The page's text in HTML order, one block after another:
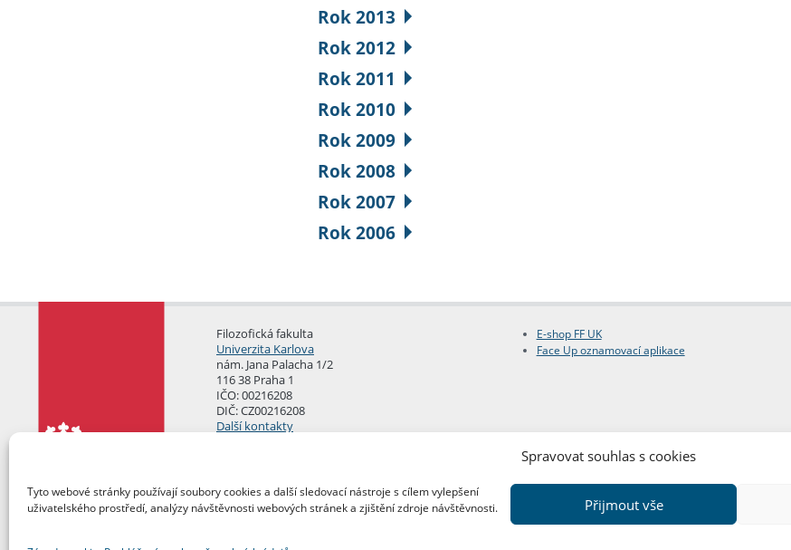
Spravovat souhlas s cookies
Tyto webové stránky používají soubory cookies a další sledovací nástroje s cílem vylepšení
uživatelského prostředí, analýzy návštěvnosti webových stránek a zjištění zdroje návštěvnosti.
Přijmout vše
Rok 2013
Rok 2012
Rok 2011
Rok 2010
Rok 2009
Rok 2008
Rok 2007
Rok 2006
Filozofická fakulta
Univerzita Karlova
nám. Jana Palacha 1/2
116 38 Praha 1
IČO: 00216208
DIČ: CZ00216208
Další kontakty
E-shop FF UK
Face Up oznamovací aplikace